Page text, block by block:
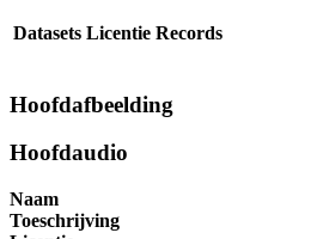
Datasets Licentie Records
Hoofdafbeelding
Hoofdaudio
Naam
Toeschrijving